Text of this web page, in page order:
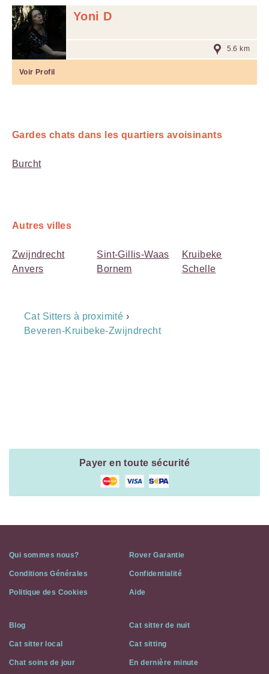
Yoni D
5.6 km
Voir Profil
Gardes chats dans les quartiers avoisinants
Burcht
Autres villes
Zwijndrecht
Anvers
Sint-Gillis-Waas
Bornem
Kruibeke
Schelle
Breadcrumb
Navigation
Cat Sitters à proximité ›
Beveren-Kruibeke-Zwijndrecht
Payer en toute sécurité
Qui sommes nous? Rover Garantie
Conditions Générales Confidentialité
Politique des Cookies Aide
Blog Cat sitter de nuit
Cat sitter local Cat sitting
Chat soins de jour En dernière minute